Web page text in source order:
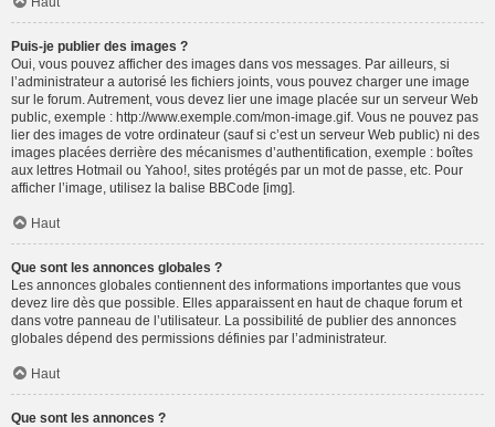
Puis-je publier des images ?
Oui, vous pouvez afficher des images dans vos messages. Par ailleurs, si
l’administrateur a autorisé les fichiers joints, vous pouvez charger une image
sur le forum. Autrement, vous devez lier une image placée sur un serveur Web
public, exemple : http://www.exemple.com/mon-image.gif. Vous ne pouvez pas
lier des images de votre ordinateur (sauf si c’est un serveur Web public) ni des
images placées derrière des mécanismes d’authentification, exemple : boîtes
aux lettres Hotmail ou Yahoo!, sites protégés par un mot de passe, etc. Pour
afficher l’image, utilisez la balise BBCode [img].
Haut
Que sont les annonces globales ?
Les annonces globales contiennent des informations importantes que vous
devez lire dès que possible. Elles apparaissent en haut de chaque forum et
dans votre panneau de l’utilisateur. La possibilité de publier des annonces
globales dépend des permissions définies par l’administrateur.
Haut
Que sont les annonces ?